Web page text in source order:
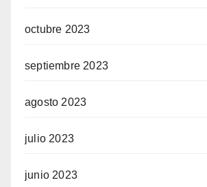
octubre 2023
septiembre 2023
agosto 2023
julio 2023
junio 2023